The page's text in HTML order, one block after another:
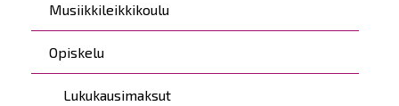
Musiikkileikkikoulu
Opiskelu
Lukukausimaksut